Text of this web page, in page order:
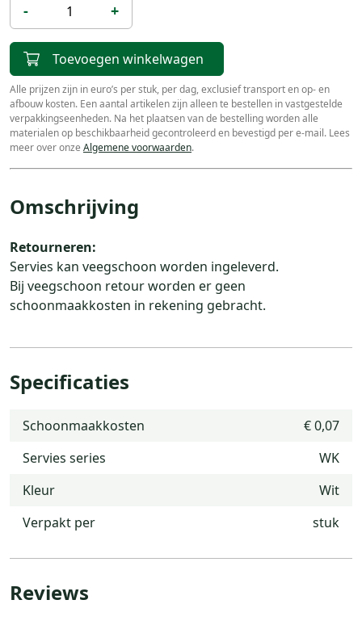
- +
Toevoegen winkelwagen
Alle prijzen zijn in euro’s per stuk, per dag, exclusief transport en op- en
afbouw kosten. Een aantal artikelen zijn alleen te bestellen in vastgestelde
verpakkingseenheden. Na het plaatsen van de bestelling worden alle
materialen op beschikbaarheid gecontroleerd en bevestigd per e-mail. Lees
meer over onze Algemene voorwaarden.
Omschrijving
Retourneren:
Servies kan veegschoon worden ingeleverd.
Bij veegschoon retour worden er geen
schoonmaakkosten in rekening gebracht.
Specificaties
Schoonmaakkosten
€ 0,07
Servies series
WK
Kleur
Wit
Verpakt per
stuk
Reviews